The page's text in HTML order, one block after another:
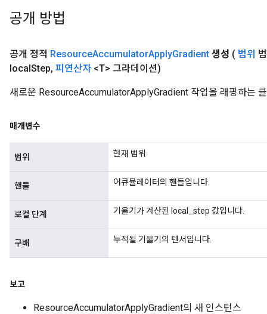
공개 방법
공개 정적 ResourceAccumulatorApplyGradient 생성 ( 범위
localStep, 피연산자 <T> 그라데이션)
새로운 ResourceAccumulatorApplyGradient 작업을 래핑하는
매개변수
범위 현재 범위
핸들 어큐뮬레이터의 핸들입니다.
로컬 단계 기울기가 계산된 local_step 값입니다.
구배 누적될 기울기의 텐서입니다.
보고
ResourceAccumulatorApplyGradient의 새 인스턴스